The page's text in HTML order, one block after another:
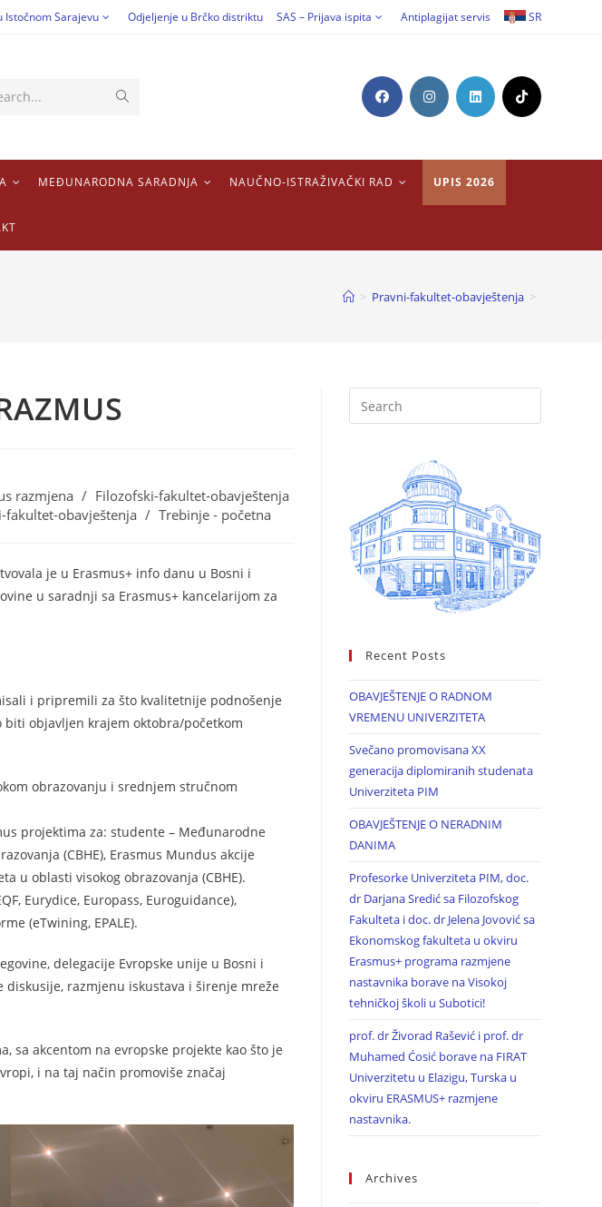
Istočnom Sarajevu Odjeljenje u Brčko distriktu SAS – Prijava ispita Antiplagijat servis SR
MEĐUNARODNA SARADNJA NAUČNO-ISTRAŽIVAČKI RAD UPIS 2026
> Pravni-fakultet-obavještenja >
razmjena / Filozofski-fakultet-obavještenja
fakultet-obavještenja / Trebinje - početna
je u Erasmus+ info danu u Bosni i
u saradnji sa Erasmus+ kancelarijom za
i pripremili za što kvalitetnije podnošenje
objavljen krajem oktobra/početkom
obrazovanju i srednjem stručnom
projektima za: studente – Međunarodne
(CBHE), Erasmus Mundus akcije
u oblasti visokog obrazovanja (CBHE).
Eurydice, Europass, Euroguidance),
(eTwining, EPALE).
delegacije Evropske unije u Bosni i
razmjenu iskustava i širenje mreže
sa akcentom na evropske projekte kao što je
i na taj način promoviše značaj
Recent Posts
OBAVJEŠTENJE O RADNOM
VREMENU UNIVERZITETA
Svečano promovisana XX
generacija diplomiranih studenata
Univerziteta PIM
OBAVJEŠTENJE O NERADNIM
DANIMA
Profesorke Univerziteta PIM, doc.
dr Darjana Sredić sa Filozofskog
Fakulteta i doc. dr Jelena Jovović sa
Ekonomskog fakulteta u okviru
Erasmus+ programa razmjene
nastavnika borave na Visokoj
tehničkoj školi u Subotici!
prof. dr Živorad Rašević i prof. dr
Muhamed Ćosić borave na FIRAT
Univerzitetu u Elazigu, Turska u
okviru ERASMUS+ razmjene
nastavnika.
Archives